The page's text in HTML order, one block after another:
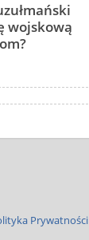
wojskową
Prywatności